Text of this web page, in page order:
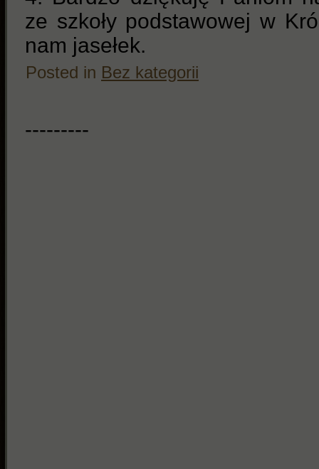
ze szkoły podstawowej w
nam jasełek.
Posted in Bez kategorii
---------